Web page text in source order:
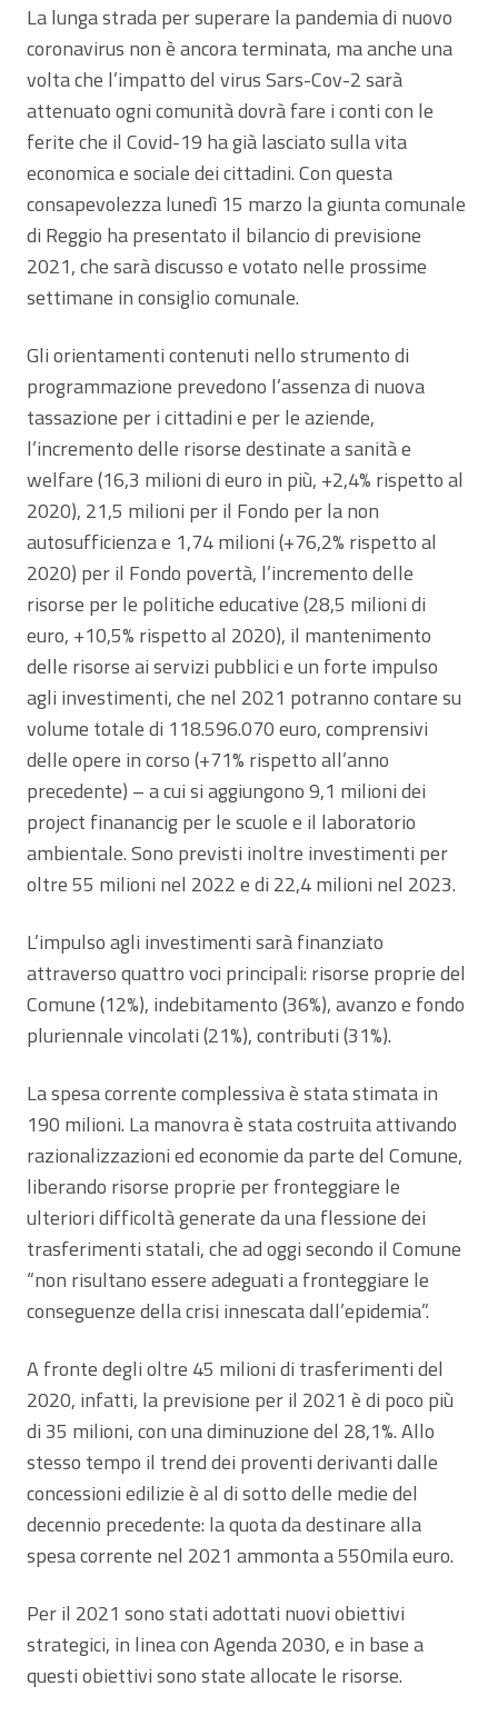
La lunga strada per superare la pandemia di nuovo
coronavirus non è ancora terminata, ma anche una
volta che l’impatto del virus Sars-Cov-2 sarà
attenuato ogni comunità dovrà fare i conti con le
ferite che il Covid-19 ha già lasciato sulla vita
economica e sociale dei cittadini. Con questa
consapevolezza lunedì 15 marzo la giunta comunale
di Reggio ha presentato il bilancio di previsione
2021, che sarà discusso e votato nelle prossime
settimane in consiglio comunale.
Gli orientamenti contenuti nello strumento di
programmazione prevedono l’assenza di nuova
tassazione per i cittadini e per le aziende,
l’incremento delle risorse destinate a sanità e
welfare (16,3 milioni di euro in più, +2,4% rispetto al
2020), 21,5 milioni per il Fondo per la non
autosufficienza e 1,74 milioni (+76,2% rispetto al
2020) per il Fondo povertà, l’incremento delle
risorse per le politiche educative (28,5 milioni di
euro, +10,5% rispetto al 2020), il mantenimento
delle risorse ai servizi pubblici e un forte impulso
agli investimenti, che nel 2021 potranno contare su
volume totale di 118.596.070 euro, comprensivi
delle opere in corso (+71% rispetto all’anno
precedente) – a cui si aggiungono 9,1 milioni dei
project finanancig per le scuole e il laboratorio
ambientale. Sono previsti inoltre investimenti per
oltre 55 milioni nel 2022 e di 22,4 milioni nel 2023.
L’impulso agli investimenti sarà finanziato
attraverso quattro voci principali: risorse proprie del
Comune (12%), indebitamento (36%), avanzo e fondo
pluriennale vincolati (21%), contributi (31%).
La spesa corrente complessiva è stata stimata in
190 milioni. La manovra è stata costruita attivando
razionalizzazioni ed economie da parte del Comune,
liberando risorse proprie per fronteggiare le
ulteriori difficoltà generate da una flessione dei
trasferimenti statali, che ad oggi secondo il Comune
“non risultano essere adeguati a fronteggiare le
conseguenze della crisi innescata dall’epidemia”.
A fronte degli oltre 45 milioni di trasferimenti del
2020, infatti, la previsione per il 2021 è di poco più
di 35 milioni, con una diminuzione del 28,1%. Allo
stesso tempo il trend dei proventi derivanti dalle
concessioni edilizie è al di sotto delle medie del
decennio precedente: la quota da destinare alla
spesa corrente nel 2021 ammonta a 550mila euro.
Per il 2021 sono stati adottati nuovi obiettivi
strategici, in linea con Agenda 2030, e in base a
questi obiettivi sono state allocate le risorse.